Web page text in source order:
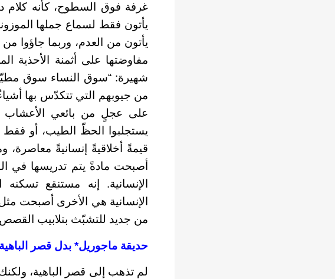
غرفة فوق السطوح، كأنه كلام
يأتون فقط لسماع جملها الموزونة
يأتون من العدم، وربما جاؤوا من
مفاوضتها على أثمنة الأحذية
شهيرة: “سوق النساء سوق
من جيوبهم التي تتكدّس بها
على عجلٍ من بائعي الأعشاب
يستجلبوا الحظّ الطيب، أو فقط
قيمةً أخلاقيةً إنسانيةً معاصرة،
أصبحت مادةً يتم تدريسها في
الإنسانية. إنه مستنقع
الإنسانية هي الأخرى أصبحت
من جديد للتشبّث بتلابيب القصص
حديقة ماجوريل* بدل قصر
لم تذهب إلى قصر الباهية،